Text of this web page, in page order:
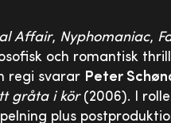
Affair, Nyphomaniac,
och romantisk
regi svarar Peter
gråta i kör(2006). I
plus